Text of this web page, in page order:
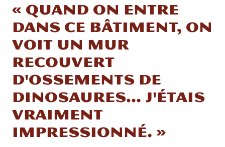
« Quand on entre
dans ce bâtiment, on
voit un mur
recouvert
d'ossements de
dinosaures… J'étais
vraiment
impressionné. »